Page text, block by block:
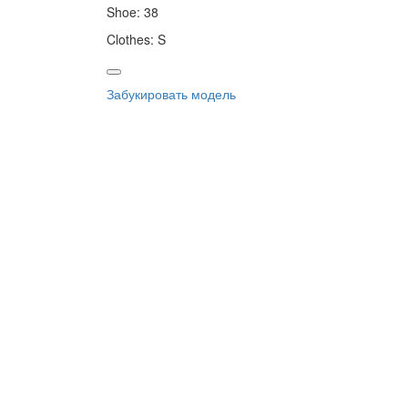
Shoe: 38
Clothes: S
Забукировать модель